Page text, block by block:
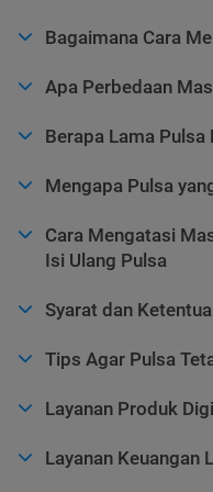
Bagaimana Cara
Apa Perbedaan
Berapa Lama Pulsa
Mengapa Pulsa
Cara Mengatasi
Isi Ulang Pulsa
Syarat dan
Tips Agar Pulsa
Layanan Produk
Layanan Keuangan